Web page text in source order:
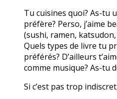
Tu cuisines quoi? As-tu
préfère? Perso, j’aime
(sushi, ramen,
Quels types de livre tu
préférés? D’ailleurs
comme musique? As-tu
Si c’est pas trop